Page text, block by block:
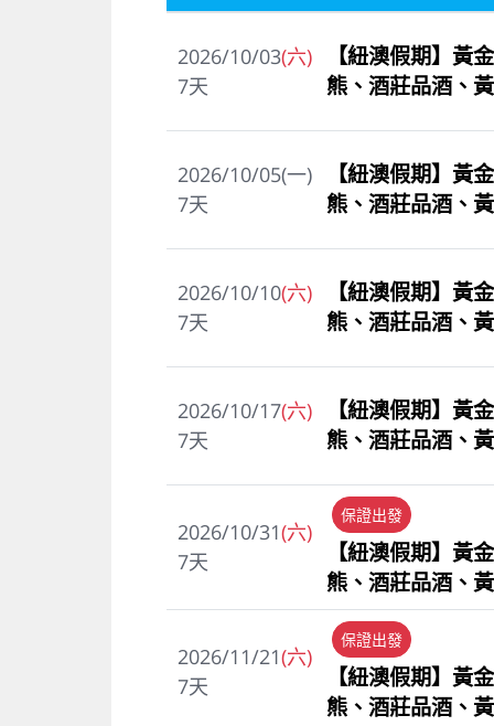
2026/10/03(六)
7天
【紐澳假期】黃
熊、酒莊品酒、
2026/10/05(一)
7天
【紐澳假期】黃
熊、酒莊品酒、
2026/10/10(六)
7天
【紐澳假期】黃
熊、酒莊品酒、
2026/10/17(六)
7天
【紐澳假期】黃
熊、酒莊品酒、
2026/10/31(六)
7天
保證出發
【紐澳假期】黃
熊、酒莊品酒、
2026/11/21(六)
7天
保證出發
【紐澳假期】黃
熊、酒莊品酒、